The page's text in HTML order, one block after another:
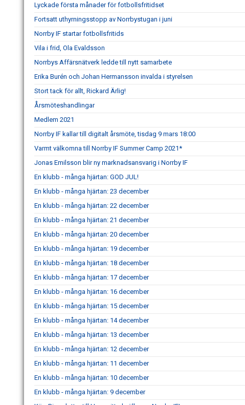
Lyckade första månader för fotbollsfritidset
Fortsatt uthyrningsstopp av Norrbystugan i juni
Norrby IF startar fotbollsfritids
Vila i frid, Ola Evaldsson
Norrbys Affärsnätverk ledde till nytt samarbete
Erika Burén och Johan Hermansson invalda i styrelsen
Stort tack för allt, Rickard Ärlig!
Årsmöteshandlingar
Medlem 2021
Norrby IF kallar till digitalt årsmöte, tisdag 9 mars 18:00
Varmt välkomna till Norrby IF Summer Camp 2021*
Jonas Emilsson blir ny marknadsansvarig i Norrby IF
En klubb - många hjärtan: GOD JUL!
En klubb - många hjärtan: 23 december
En klubb - många hjärtan: 22 december
En klubb - många hjärtan: 21 december
En klubb - många hjärtan: 20 december
En klubb - många hjärtan: 19 december
En klubb - många hjärtan: 18 december
En klubb - många hjärtan: 17 december
En klubb - många hjärtan: 16 december
En klubb - många hjärtan: 15 december
En klubb - många hjärtan: 14 december
En klubb - många hjärtan: 13 december
En klubb - många hjärtan: 12 december
En klubb - många hjärtan: 11 december
En klubb - många hjärtan: 10 december
En klubb - många hjärtan: 9 december